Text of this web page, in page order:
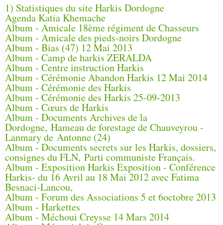
1) Statistiques du site Harkis Dordogne
Agenda Katia Khemache
Album - Amicale 18ème régiment de Chasseurs
Album - Amicale des pieds-noirs Dordogne
Album - Bias (47) 12 Mai 2013
Album - Camp de harkis ZERALDA
Album - Centre instruction Harkis
Album - Cérémonie Abandon Harkis 12 Mai 2014
Album - Cérémonie des Harkis
Album - Cérémonie des Harkis 25-09-2013
Album - Cœurs de Harkis
Album - Documents Archives de la
Dordogne, Hameau de forestage de Chauveyrou -
Lanmary de Antonne (24)
Album - Documents secrets sur les Harkis, dossiers,
consignes du FLN, Parti communiste Français.
Album - Exposition Harkis Exposition - Conférence
Harkis- du 16 Avril au 18 Mai 2012 avec Fatima
Besnaci-Lancou,
Album - Forum des Associations 5 et 6octobre 2013
Album - Harkettes
Album - Méchoui Creysse 14 Mars 2014